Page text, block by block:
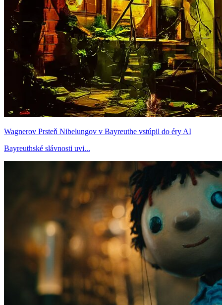
Wagnerov Prsteň Nibelungov v Bayreuthe vstúpil do éry AI
Bayreuthské slávnosti uvi...